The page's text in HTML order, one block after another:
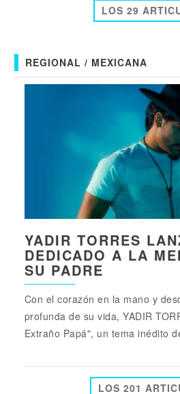
LOS 29
REGIONAL / MEXICANA
YADIR TORRES
DEDICADO A LA
SU PADRE
Con el corazón en la mano y
profunda de su vida, YADIR
Extraño Papá", un tema inédito
LOS 201